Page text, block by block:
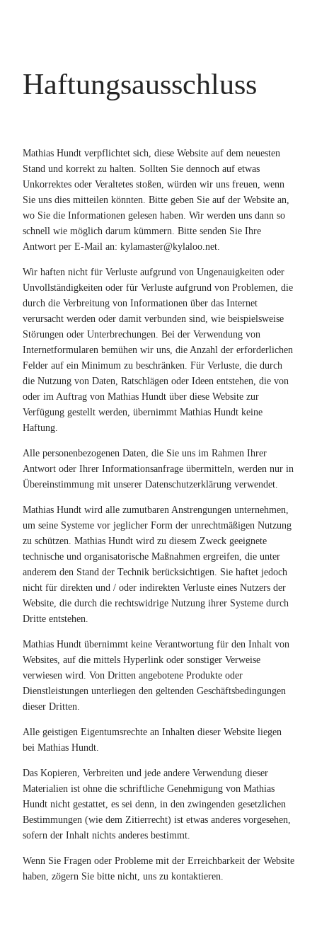
Haftungsausschluss
Mathias Hundt verpflichtet sich, diese Website auf dem neuesten
Stand und korrekt zu halten. Sollten Sie dennoch auf etwas
Unkorrektes oder Veraltetes stoßen, würden wir uns freuen, wenn
Sie uns dies mitteilen könnten. Bitte geben Sie auf der Website an,
wo Sie die Informationen gelesen haben. Wir werden uns dann so
schnell wie möglich darum kümmern. Bitte senden Sie Ihre
Antwort per E-Mail an: kylamaster@kylaloo.net
Wir haften nicht für Verluste aufgrund von Ungenauigkeiten oder
Unvollständigkeiten oder für Verluste aufgrund von Problemen, die
durch die Verbreitung von Informationen über das Internet
verursacht werden oder damit verbunden sind, wie beispielsweise
Störungen oder Unterbrechungen. Bei der Verwendung von
Internetformularen bemühen wir uns, die Anzahl der erforderlichen
Felder auf ein Minimum zu beschränken. Für Verluste, die durch
die Nutzung von Daten, Ratschlägen oder Ideen entstehen, die von
oder im Auftrag von Mathias Hundt über diese Website zur
Verfügung gestellt werden, übernimmt Mathias Hundt keine
Haftung.
Alle personenbezogenen Daten, die Sie uns im Rahmen Ihrer
Antwort oder Ihrer Informationsanfrage übermitteln, werden nur in
Übereinstimmung mit unserer Datenschutzerklärung verwendet.
Mathias Hundt wird alle zumutbaren Anstrengungen unternehmen,
um seine Systeme vor jeglicher Form der unrechtmäßigen Nutzung
zu schützen. Mathias Hundt wird zu diesem Zweck geeignete
technische und organisatorische Maßnahmen ergreifen, die unter
anderem den Stand der Technik berücksichtigen. Sie haftet jedoch
nicht für direkten und / oder indirekten Verluste eines Nutzers der
Website, die durch die rechtswidrige Nutzung ihrer Systeme durch
Dritte entstehen.
Mathias Hundt übernimmt keine Verantwortung für den Inhalt von
Websites, auf die mittels Hyperlink oder sonstiger Verweise
verwiesen wird. Von Dritten angebotene Produkte oder
Dienstleistungen unterliegen den geltenden Geschäftsbedingungen
dieser Dritten.
Alle geistigen Eigentumsrechte an Inhalten dieser Website liegen
bei Mathias Hundt.
Das Kopieren, Verbreiten und jede andere Verwendung dieser
Materialien ist ohne die schriftliche Genehmigung von Mathias
Hundt nicht gestattet, es sei denn, in den zwingenden gesetzlichen
Bestimmungen (wie dem Zitierrecht) ist etwas anderes vorgesehen,
sofern der Inhalt nichts anderes bestimmt.
Wenn Sie Fragen oder Probleme mit der Erreichbarkeit der Website
haben, zögern Sie bitte nicht, uns zu kontaktieren.